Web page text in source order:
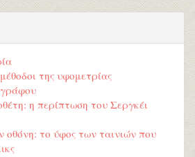
της υφομετρίας
η περίπτωση του Σεργκέι
οθόνη: το ύφος των ταινιών που